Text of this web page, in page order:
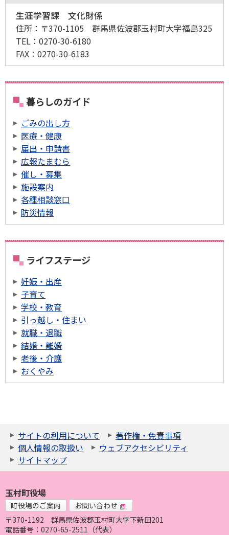
生涯学習課 文化財係
住所： 〒370-1105 群馬県佐波郡玉村町大字福島325
TEL： 0270-30-6180
FAX： 0270-30-6183
暮らしのガイド
ごみの出し方
医療・健康
届出・申請書
広報たまむら
催し・募集
施設案内
各種相談窓口
防災情報
ライフステージ
妊娠・出産
子育て
学校・教育
引っ越し・住まい
就職・退職
結婚・離婚
老後・介護
おくやみ
サイトの利用について
著作権・免責事項
個人情報の取扱い
ウェブアクセシビリティ
サイトマップ
玉村町役場
町役場のご案内
お問い合わせ
〒370-1192
群馬県佐波郡玉村町大字下新田201
電話番号：0270-65-2511（代表）